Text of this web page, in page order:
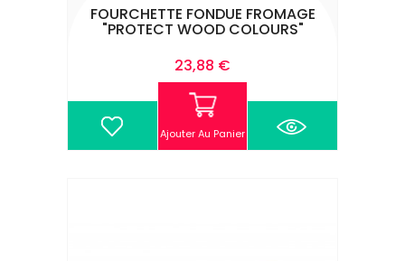
FOURCHETTE FONDUE FROMAGE
"PROTECT WOOD COLOURS"
Prix
23,88 €
Ajouter Au Panier